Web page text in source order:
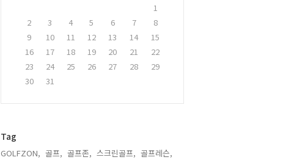
1
2
3 4 5 6 7
8
9
10 11 12 13 14
15
16
17 18 19 20 21
22
23
24 25 26 27 28
29
30
31
Tag
GOLFZON, 골프, 골프존, 스크린골프, 골프레슨,